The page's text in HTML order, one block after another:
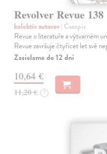
Revolver Revue 138
kolektív autorov| Časopis
Revue o literatuře a výtvarném
Revue završuje čtyřicet let své
Zasielame do 12 dní
10,64 €
11,20 € ?